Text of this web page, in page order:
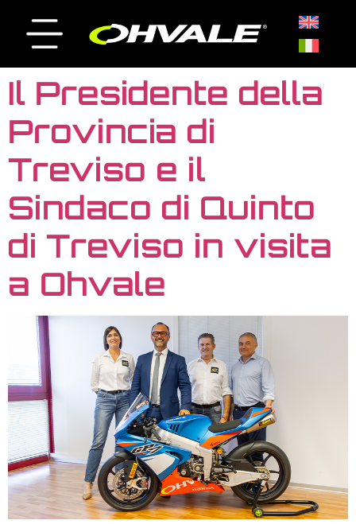
Il Presidente della
Provincia di
Treviso e il
Sindaco di Quinto
di Treviso in visita
a Ohvale